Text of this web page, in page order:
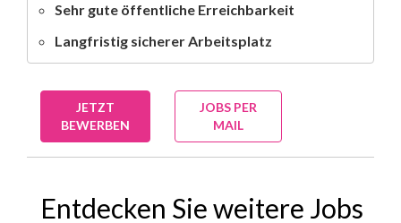
Sehr gute öffentliche Erreichbarkeit
Langfristig sicherer Arbeitsplatz
JETZT
BEWERBEN
JOBS PER
MAIL
Entdecken Sie weitere Jobs